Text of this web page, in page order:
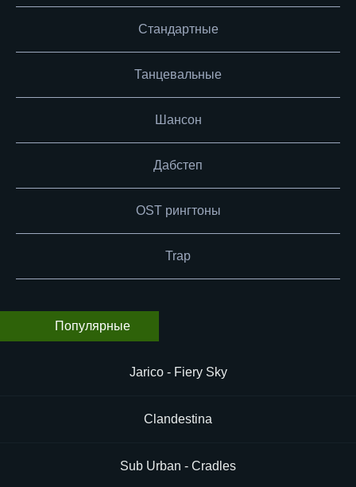
Стандартные
Танцевальные
Шансон
Дабстеп
OST рингтоны
Trap
Популярные
Jarico - Fiery Sky
Clandestina
Sub Urban - Cradles